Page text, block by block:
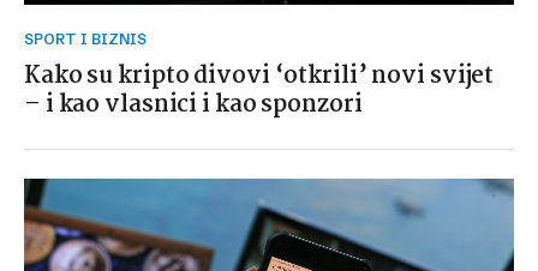
SPORT I BIZNIS
Kako su kripto divovi ‘otkrili’ novi svijet
– i kao vlasnici i kao sponzori